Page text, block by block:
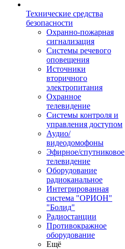
Технические средства
безопасности
Охранно-пожарная
сигнализация
Системы речевого
оповещения
Источники
вторичного
электропитания
Охранное
телевидение
Системы контроля и
управления доступом
Аудио/
видеодомофоны
Эфирное/спутниковое
телевидение
Оборудование
радиоканальное
Интегрированная
система "ОРИОН"
"Болид"
Радиостанции
Противокражное
оборудование
Ещё